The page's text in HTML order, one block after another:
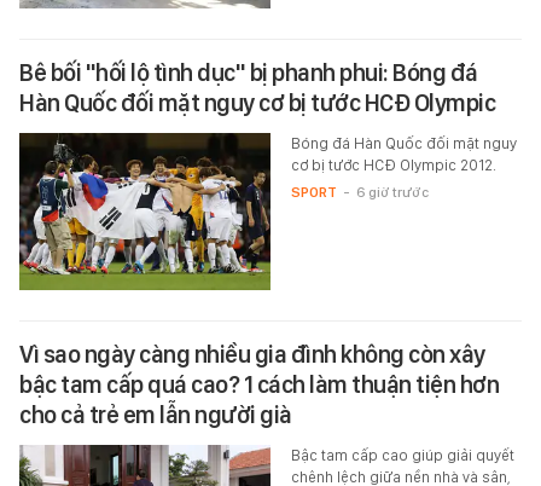
Bê bối "hối lộ tình dục" bị phanh phui: Bóng đá
Hàn Quốc đối mặt nguy cơ bị tước HCĐ Olympic
Bóng đá Hàn Quốc đối mặt nguy
cơ bị tước HCĐ Olympic 2012.
SPORT - 6 giờ trước
Vì sao ngày càng nhiều gia đình không còn xây
bậc tam cấp quá cao? 1 cách làm thuận tiện hơn
cho cả trẻ em lẫn người già
Bậc tam cấp cao giúp giải quyết
chênh lệch giữa nền nhà và sân,